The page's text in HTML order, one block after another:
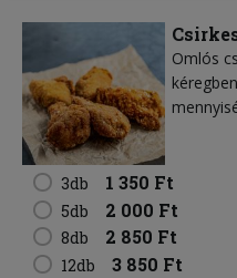
Omlós
3db 1 350 Ft
5db 2 000 Ft
8db 2 850 Ft
12db 3 850 Ft